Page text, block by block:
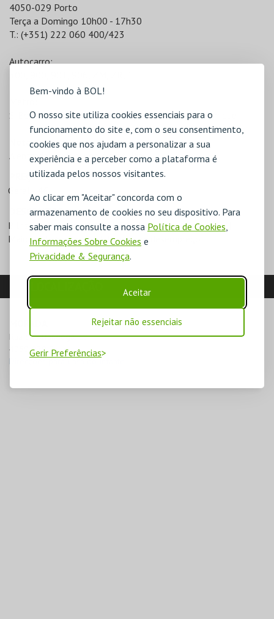
Bem-vindo à BOL!
O nosso site utiliza cookies essenciais para o
funcionamento do site e, com o seu consentimento,
cookies que nos ajudam a personalizar a sua
experiência e a perceber como a plataforma é
utilizada pelos nossos visitantes.
Ao clicar em "Aceitar" concorda com o
armazenamento de cookies no seu dispositivo. Para
saber mais consulte a nossa Política de Cookies
Informações Sobre Cookies e
Privacidade & Segurança.
Aceitar
Rejeitar não essenciais
Gerir Preferências
4050-029 Porto
Terça a Domingo 10h00 - 17h30
T.: (+351) 222 060 400/423
Autocarro:
S. Bento Estacionamento: Praça do Infante D. Henrique
Nota
A entrada ao domingo é gratuíta.
PREÇOS
Geral - 4€
DESCONTOS
Bilhete para grupo (>10)
Entidades com protocolo
Maiores de 65 anos
Situação de desemprego
Rua da Alfândega, 10
4050-029 Porto
Direcções para Casa do Infante